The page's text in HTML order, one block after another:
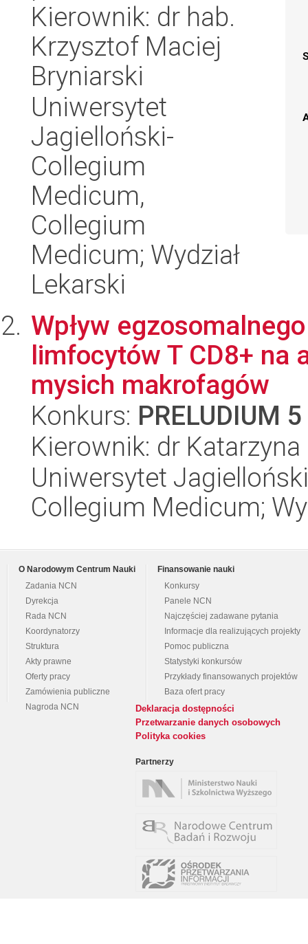
Kierownik: dr hab.
Krzysztof Maciej
Bryniarski
Uniwersytet
Jagielloński-
Collegium
Medicum,
Collegium
Medicum; Wydział
Lekarski
Wpływ
limfocytów T CD8+ na
mysich makrofagów
Konkurs: PRELUDIUM 5
Kierownik: dr
Uniwersytet
Collegium Medicum;
O Narodowym Centrum Nauki
Zadania NCN
Dyrekcja
Rada NCN
Koordynatorzy
Struktura
Akty prawne
Oferty pracy
Zamówienia publiczne
Nagroda NCN
Finansowanie nauki
Konkursy
Panele NCN
Najczęściej zadawane pytania
Informacje dla realizujących projekty
Pomoc publiczna
Statystyki konkursów
Przykłady finansowanych projektów
Baza ofert pracy
Deklaracja dostępności
Przetwarzanie danych osobowych
Polityka cookies
Partnerzy